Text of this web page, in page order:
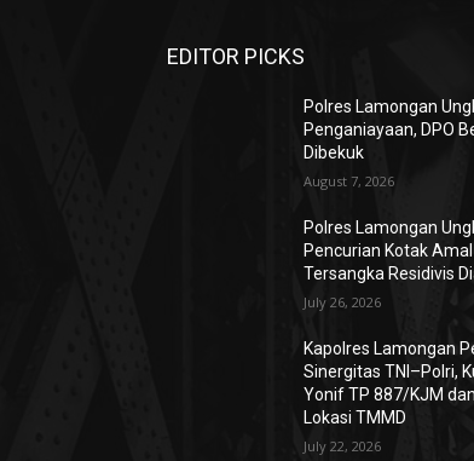
EDITOR PICKS
Polres Lamongan
Penganiayaan, DPO
Dibekuk
August 7, 2026
Polres Lamongan
Pencurian Kotak
Tersangka Residivis
July 26, 2026
Kapolres Lamongan
Sinergitas TNI–Polri,
Yonif TP 887/KJM
Lokasi TMMD
July 22, 2026